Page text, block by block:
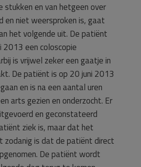
stukken en van hetgeen over
en niet weersproken is, gaat
het volgende uit. De patiënt
een coloscopie
is vrijwel zeker een gaatje in
De patiënt is op 20 juni 2013
en is na een aantal uren
arts gezien en onderzocht. Er
en geconstateerd
ziek is, maar dat het
zodanig is dat de patiënt direct
De patiënt wordt